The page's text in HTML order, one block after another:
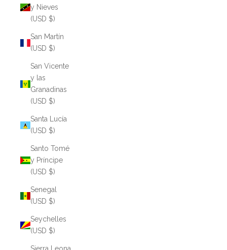
y Nieves
(USD $)
San Martín
(USD $)
San Vicente
y las
Granadinas
(USD $)
Santa Lucía
(USD $)
Santo Tomé
y Príncipe
(USD $)
Senegal
(USD $)
Seychelles
(USD $)